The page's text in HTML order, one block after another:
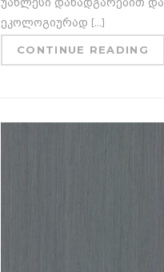
უახლესი დანადგარებით და
ეკოლოგიურად [...]
CONTINUE READING